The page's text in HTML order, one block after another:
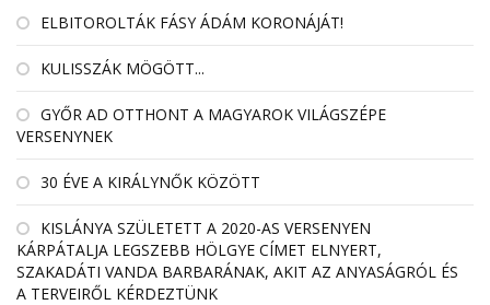
ELBITOROLTÁK FÁSY ÁDÁM KORONÁJÁT!
KULISSZÁK MÖGÖTT...
GYŐR AD OTTHONT A MAGYAROK VILÁGSZÉPE
VERSENYNEK
30 ÉVE A KIRÁLYNŐK KÖZÖTT
KISLÁNYA SZÜLETETT A 2020-AS VERSENYEN
KÁRPÁTALJA LEGSZEBB HÖLGYE CÍMET ELNYERT,
SZAKADÁTI VANDA BARBARÁNAK, AKIT AZ ANYASÁGRÓL ÉS
A TERVEIRŐL KÉRDEZTÜNK